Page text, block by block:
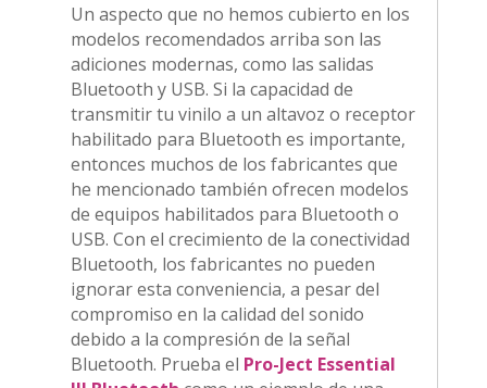
Un aspecto que no hemos cubierto en los
modelos recomendados arriba son las
adiciones modernas, como las salidas
Bluetooth y USB. Si la capacidad de
transmitir tu vinilo a un altavoz o receptor
habilitado para Bluetooth es importante,
entonces muchos de los fabricantes que
he mencionado también ofrecen modelos
de equipos habilitados para Bluetooth o
USB. Con el crecimiento de la conectividad
Bluetooth, los fabricantes no pueden
ignorar esta conveniencia, a pesar del
compromiso en la calidad del sonido
debido a la compresión de la señal
Bluetooth. Prueba el Pro-Ject Essential